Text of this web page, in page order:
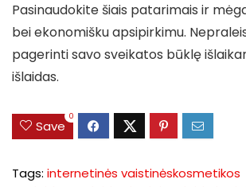
Pasinaudokite šiais patarimais ir
bei ekonomišku apsipirkimu.
pagerinti savo sveikatos būklę
išlaidas.
Save
0
Tags: internetinės vaistinėskosmetikos